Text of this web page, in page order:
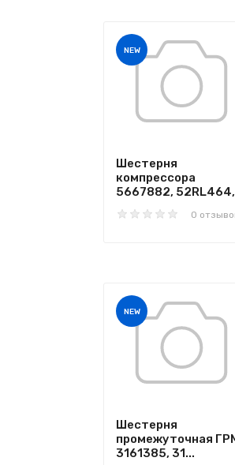
NEW
Шестерня
компрессора
5667882,
0
NEW
Шестерня
промежуточная
3161385, 31...